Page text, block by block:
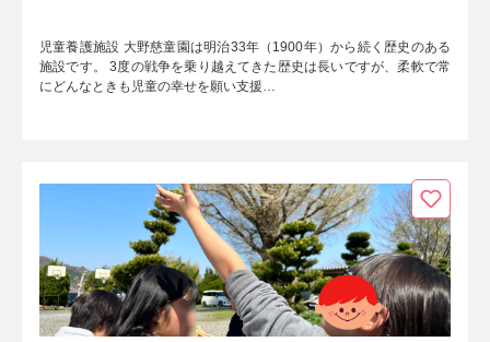
児童養護施設 大野慈童園は明治33年（1900年）から続く歴史のある
施設です。 3度の戦争を乗り越えてきた歴史は長いですが、柔軟で常
にどんなときも児童の幸せを願い支援…